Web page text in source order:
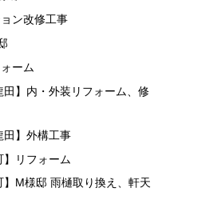
ョン改修工事
ーム
田】内・外装リフォーム、修
田】外構工事
】リフォーム
】M様邸 雨樋取り換え、軒天